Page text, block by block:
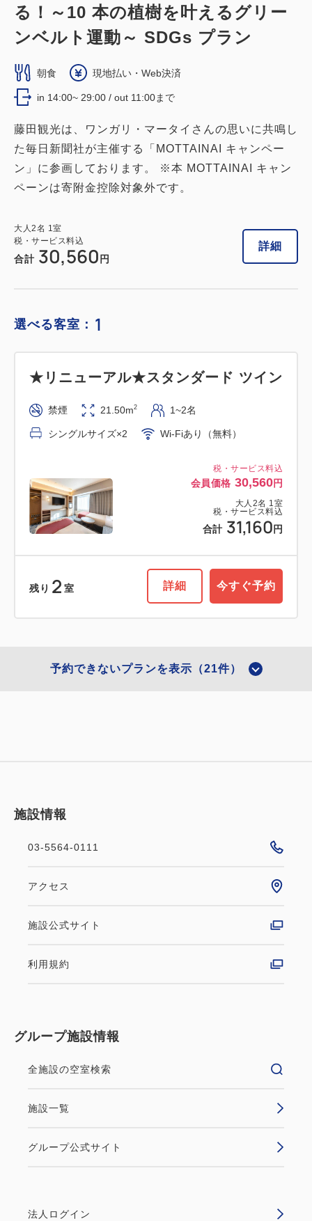
る！～10 本の植樹を叶えるグリー
ンベルト運動～ SDGs プラン
朝食 現地払い・Web決済
in 14:00~ 29:00 / out 11:00まで
藤田観光は、ワンガリ・マータイさんの思いに共鳴し
た毎日新聞社が主催する「MOTTAINAI キャンペー
ン」に参画しております。 ※本 MOTTAINAI キャン
ペーンは寄附金控除対象外です。
大人2名 1室
税・サービス料込
合計 30,560 円
詳細
選べる客室： 1
税・サービス料込
会員価格 30,560円
大人 2名 1室
税・サービス料込
合計 31,160 円
★リニューアル★スタンダード ツイン
禁煙 21.50m2 1~2名
シングルサイズ×2 Wi-Fiあり（無料）
残り 2 室 詳細 今すぐ予約
ポイント利用可
THE FUJITA MEMBERS会員限定
このたび、ロビーと客室の大規模リニューアルを記念
して、THE FUJITA MEMBERS会員様だけのお得な
典として、カーテン生地をアップサイクルした「オリ
予約できないプランを表示（21件）
施設情報
03-5564-0111
アクセス
施設公式サイト
利用規約
グループ施設情報
全施設の空室検索
施設一覧
グループ公式サイト
法人ログイン